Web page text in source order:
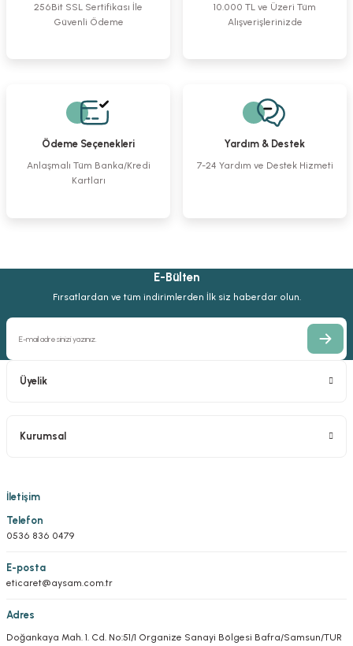
256Bit SSL Sertifikası İle
Güvenli Ödeme
10.000 TL ve Üzeri Tüm
Alışverişlerinizde
Ödeme Seçenekleri
Anlaşmalı Tüm Banka/Kredi
Kartları
Yardım & Destek
7-24 Yardım ve Destek Hizmeti
E-Bülten
Fırsatlardan ve tüm indirimlerden İlk siz haberdar olun.
Üyelik
Kurumsal
İletişim
Telefon
0536 836 0479
E-posta
eticaret@aysam.com.tr
Adres
Doğankaya Mah. 1. Cd. No:51/1 Organize Sanayi Bölgesi Bafra/Samsun/TUR